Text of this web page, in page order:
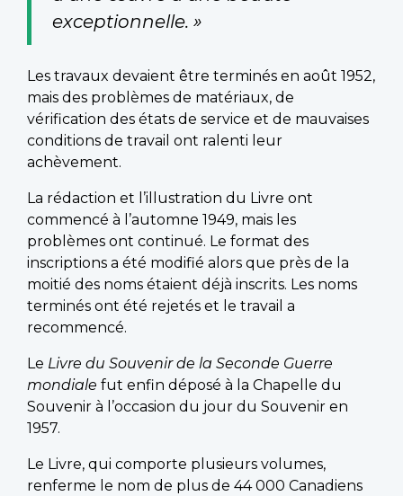
exceptionnelle. »
Les travaux devaient être terminés en août 1952,
mais des problèmes de matériaux, de
vérification des états de service et de mauvaises
conditions de travail ont ralenti leur
achèvement.
La rédaction et l’illustration du Livre ont
commencé à l’automne 1949, mais les
problèmes ont continué. Le format des
inscriptions a été modifié alors que près de la
moitié des noms étaient déjà inscrits. Les noms
terminés ont été rejetés et le travail a
recommencé.
Le Livre du Souvenir de la Seconde Guerre
mondiale fut enfin déposé à la Chapelle du
Souvenir à l’occasion du jour du Souvenir en
1957.
Le Livre, qui comporte plusieurs volumes,
renferme le nom de plus de 44 000 Canadiens